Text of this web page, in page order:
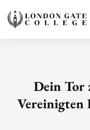
Dein Tor
Vereinigten